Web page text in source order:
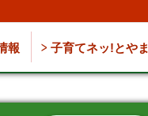
報 子育てネッ!とやま